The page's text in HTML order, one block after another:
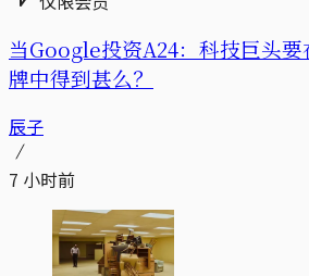
当Google投资A24：科技巨头
牌中得到甚么？
辰子
7 小时前